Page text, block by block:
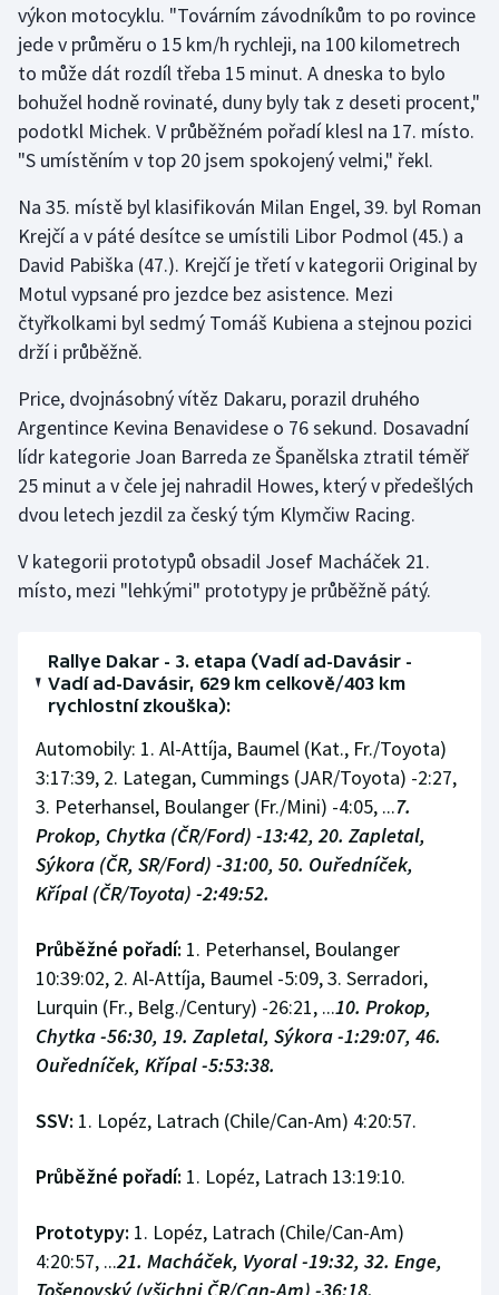
výkon motocyklu. "Továrním závodníkům to po rovince
jede v průměru o 15 km/h rychleji, na 100 kilometrech
to může dát rozdíl třeba 15 minut. A dneska to bylo
bohužel hodně rovinaté, duny byly tak z deseti procent,"
podotkl Michek. V průběžném pořadí klesl na 17. místo.
"S umístěním v top 20 jsem spokojený velmi," řekl.
Na 35. místě byl klasifikován Milan Engel, 39. byl Roman
Krejčí a v páté desítce se umístili Libor Podmol (45.) a
David Pabiška (47.). Krejčí je třetí v kategorii Original by
Motul vypsané pro jezdce bez asistence. Mezi
čtyřkolkami byl sedmý Tomáš Kubiena a stejnou pozici
drží i průběžně.
Price, dvojnásobný vítěz Dakaru, porazil druhého
Argentince Kevina Benavidese o 76 sekund. Dosavadní
lídr kategorie Joan Barreda ze Španělska ztratil téměř
25 minut a v čele jej nahradil Howes, který v předešlých
dvou letech jezdil za český tým Klymčiw Racing.
V kategorii prototypů obsadil Josef Macháček 21.
místo, mezi "lehkými" prototypy je průběžně pátý.
Rallye Dakar - 3. etapa (Vadí ad-Davásir -
Vadí ad-Davásir, 629 km celkově/403 km
rychlostní zkouška):
Automobily: 1. Al-Attíja, Baumel (Kat., Fr./Toyota)
3:17:39, 2. Lategan, Cummings (JAR/Toyota) -2:27,
3. Peterhansel, Boulanger (Fr./Mini) -4:05, ...7.
Prokop, Chytka (ČR/Ford) -13:42, 20. Zapletal,
Sýkora (ČR, SR/Ford) -31:00, 50. Ouředníček,
Křípal (ČR/Toyota) -2:49:52.
Průběžné pořadí: 1. Peterhansel, Boulanger
10:39:02, 2. Al-Attíja, Baumel -5:09, 3. Serradori,
Lurquin (Fr., Belg./Century) -26:21, ...10. Prokop,
Chytka -56:30, 19. Zapletal, Sýkora -1:29:07, 46.
Ouředníček, Křípal -5:53:38.
SSV: 1. Lopéz, Latrach (Chile/Can-Am) 4:20:57.
Průběžné pořadí: 1. Lopéz, Latrach 13:19:10.
Prototypy: 1. Lopéz, Latrach (Chile/Can-Am)
4:20:57, ...21. Macháček, Vyoral -19:32, 32. Enge,
Tošenovský (všichni ČR/Can-Am) -36:18.